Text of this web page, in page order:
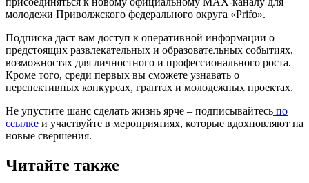
молодежи Приволжского федерального округа «Prifo».
Подписка даст вам доступ к оперативной информации о
предстоящих развлекательных и образовательных событиях,
возможностях для личностного и профессионального роста.
Кроме того, среди первых вы сможете узнавать о
перспективных конкурсах, грантах и молодежных проектах.
Не упустите шанс сделать жизнь ярче – подписывайтесь по
ссылке и участвуйте в мероприятиях, которые вдохновляют на
новые свершения.
Читайте также